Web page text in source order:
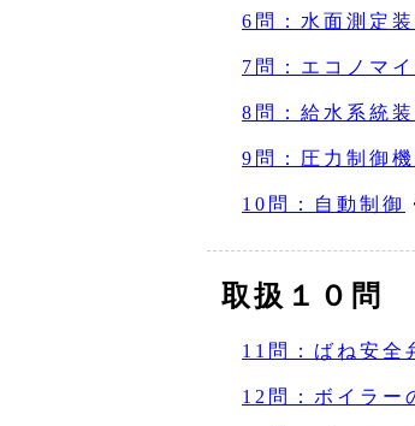
6問：水面測定装
7問：エコノマ
8問：給水系統装
9問：圧力制御機
10問：自動制御
取扱１０問
11問：ばね安全
12問：ボイラー